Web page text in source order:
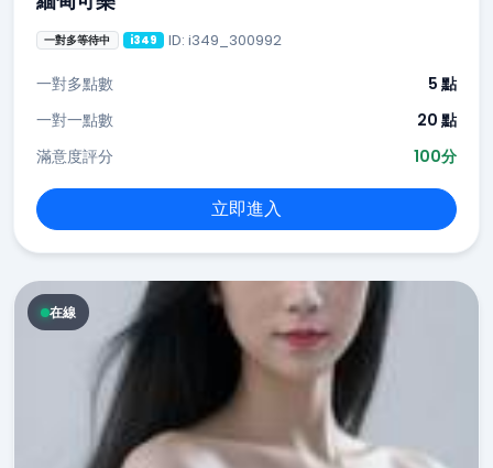
一對多等待中 i349 ID: i349_300992
一對多點數
5 點
一對一點數
20 點
滿意度評分
100分
立即進入
在線